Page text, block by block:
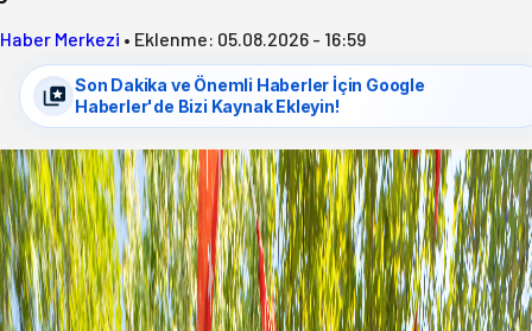
Haber Merkezi • Eklenme: 05.08.2026 - 16:59
Son Dakika ve Önemli Haberler İçin Google
Haberler'de Bizi Kaynak Ekleyin!